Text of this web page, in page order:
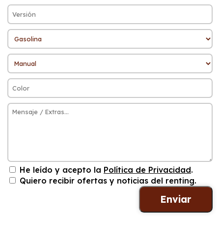
He leído y acepto la Política de Privacidad.
Quiero recibir ofertas y noticias del renting.